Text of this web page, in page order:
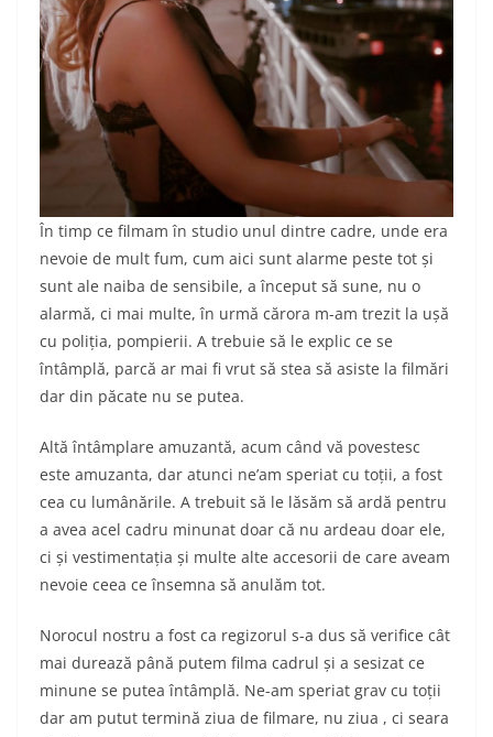
În timp ce filmam în studio unul dintre cadre, unde era
nevoie de mult fum, cum aici sunt alarme peste tot și
sunt ale naiba de sensibile, a început să sune, nu o
alarmă, ci mai multe, în urmă cărora m-am trezit la ușă
cu poliția, pompierii. A trebuie să le explic ce se
întâmplă, parcă ar mai fi vrut să stea să asiste la filmări
dar din păcate nu se putea.
Altă întâmplare amuzantă, acum când vă povestesc
este amuzanta, dar atunci ne’am speriat cu toții, a fost
cea cu lumânările. A trebuit să le lăsăm să ardă pentru
a avea acel cadru minunat doar că nu ardeau doar ele,
ci și vestimentația și multe alte accesorii de care aveam
nevoie ceea ce însemna să anulăm tot.
Norocul nostru a fost ca regizorul s-a dus să verifice cât
mai durează până putem filma cadrul și a sesizat ce
minune se putea întâmplă. Ne-am speriat grav cu toții
dar am putut termină ziua de filmare, nu ziua , ci seara